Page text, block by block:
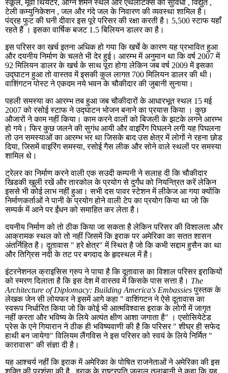
स्कूल, मूवी थियेटर, अग्नि शमन स्थल और एथलेटिक्स की सुविधा , विद्युत ,
टेली कम्युनिकेशन , जल और गंदे जल के निवारण की व्यवस्था शामिल है।
पंद्रह फुट की घनी दीवार इस पूरे परिसर की रक्षा करती है। 5,500 स्टाफ यहाँ
रहते हैं । इसका वार्षिक बजट 1.5 बिलियन डालर का है।
इस परिसर का खर्च इतना अधिक हो गया कि खर्चे के कारण यह प्रभावित हुआ
और दयनीय निर्माण के चलते भी देर हुई। आरम्भ में अनुमान था कि वर्ष 2007 में
92 मिलियन डालर के खर्च के साथ पूरा होगा लेकिन जब वर्ष 2009 में इसका
उद्घाटन हुआ तो वास्तव में इसकी कुल लागत 700 मिलियन डालर की थी।
वाशिंगटन पोस्ट ने एकदम नये भवन के चौकीदार की जुबानी सुनाया।
पहली समस्या का आरम्भ तब हुआ जब चौकीदारों के आधारभूत स्थल 15 मई
2007 को रसोई स्टाफ ने उद्घाटन भोजन बनाने का प्रयास किया । कुछ
औजारों ने काम नहीं किया। काम करने वालों को बिजली के झटके लगने आरम्भ
हो गये। फिर कुछ जलने की सुगंध आयी और वाइरिंग पिघलने लगी यह पिघलना
तो उन समस्याओं का आरम्भ भर था जिसके बाद उस क्षेत्र में लोगों ने रहना छोड
दिया, जिसमें वाइरिंग समस्या, रसोई गैस लीक और सोने वाले स्थलों पर समस्या
शामिल थे।
ट्रेलर का निर्माण करने वाली एक सउदी कम्पनी ने सलाह दी कि चौकीदार
खिडकी खुली रखें और तारकोल के प्रयोग से दुर्गंध को नियन्त्रित करें लेकिन
इससे भी कोई लाभ नहीं हुआ। सभी दस पावर स्टेशन में लीकेज आ गया क्योंकि
निर्माणकर्ताओं ने पानी के प्रयोग होने वाली टेप का प्रयोग किया था जो कि
सम्पर्क में आने पर ईंधन को समाहित कर लेता है।
दयनीय निर्माण को तो ठीक किया जा सकता है लेकिन परिसर की विशालता और
आक्रामक स्थल को तो नहीं जिसमें कि इराक पर अमेरिका का सतत शासन
अंतर्निहित है। दूतावास " हरे क्षेत्र" में स्थित है जो कि कभी सद्दाम हुसैन का था
और तिग्रिस नदी के तट पर बगदाद के हृदस्थल में है।
इंटरनेशनल क्राइसिस ग्रुप ने पाया है कि दूतावास का विशाल परिसर इराकियों
को स्मरण दिलाता है कि इस देश में वास्तव में किसके पास सत्ता है। The
Architecture of Diplomacy: Building America's Embassiesपुस्तक के
लेखक जेन सी लोयफर ने इसमें आगे कहा " वाशिंगटन ने ऐसे दूतावास का
स्वरूप निर्धारित किया जो कि कोई भी आत्मविश्वास इराक के लोगों में जागृत
नहीं करता और भविष्य के लिये अत्यंत क्षीण आशा जगाता है" । एसोसियेटेड
प्रेस के एने गियारान ने ठीक ही भविष्यवाणी की है कि परिसर " शीघ्र ही सफेद
हाथी बन जायेगा" विलियम लैंगविस ने इस परिसर को स्वयं के लिये निर्मित "
कारावास" की संज्ञा दी है।
यह आश्चर्य नहीं कि इराक में अमेरिका के पोषित राजनेताओं ने अमेरिका की इस
शक्ति की प्रशंसा की है , इराक के राष्ट्रपति जलाल तलाबानी ने कहा कि यह